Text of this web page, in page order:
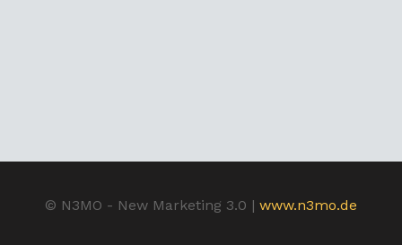
© N3MO - New Marketing 3.0 | www.n3mo.de